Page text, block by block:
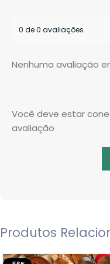
Você deve estar
avaliação
0 de 0 avaliações
Nenhuma avaliação
Produtos